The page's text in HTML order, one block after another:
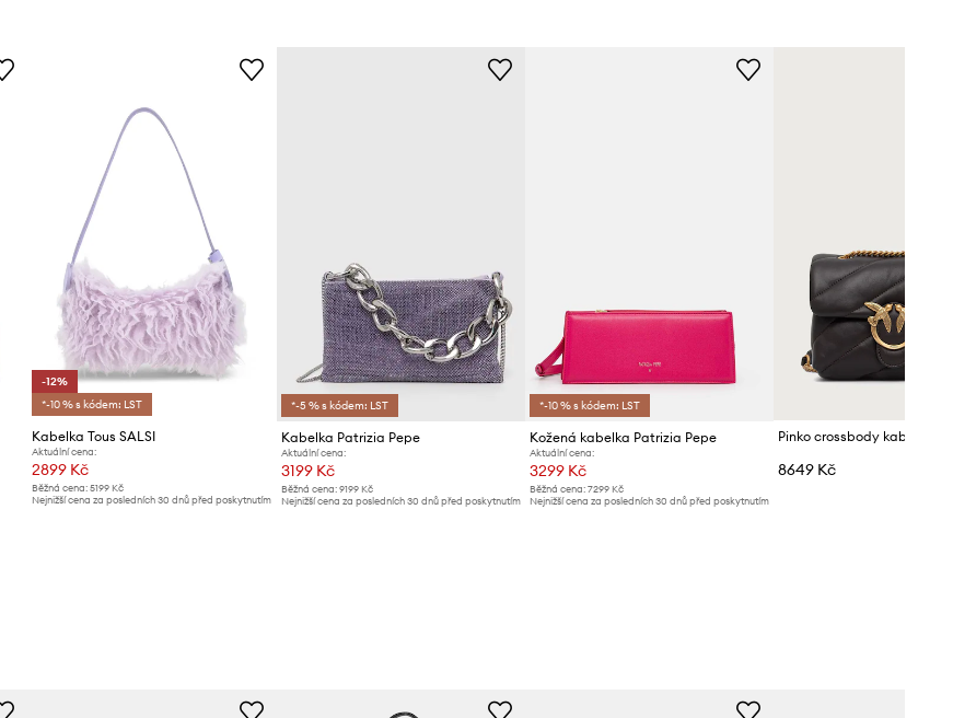
Výrobce
-12%
*-10 % s kódem: LST
Kabelka Tous SALSI
Aktuální cena:
2899 Kč
Běžná cena: 5199 Kč
Nejnižší cena za posledních 30 dnů před poskytnutím
*-5 % s kódem: LST
Kabelka Patrizia Pepe
Aktuální cena:
3199 Kč
Běžná cena: 9199 Kč
Nejnižší cena za posledních 30 dnů před poskytnutím
*-10 % s kódem: LST
Kožená kabelka Patrizia Pepe
Aktuální cena:
3299 Kč
Běžná cena:7299 Kč
Nejnižší cena za posledních 30 dnů před poskytnutím
8649 Kč